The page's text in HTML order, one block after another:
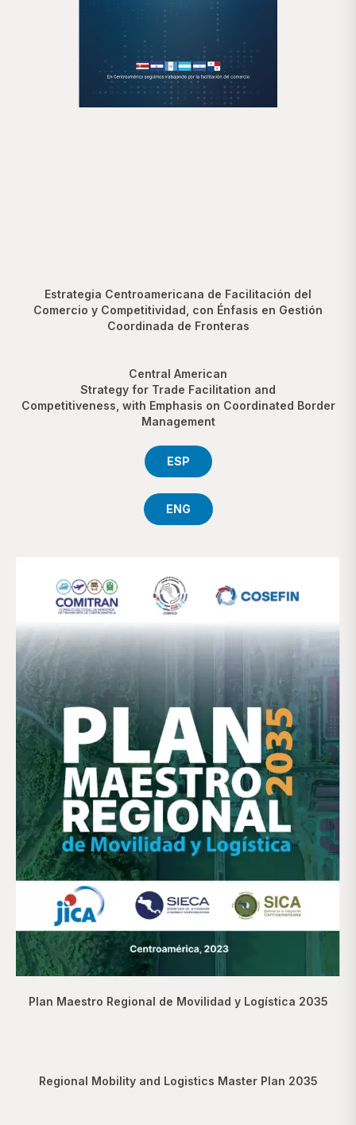
Estrategia Centroamericana de Facilitación del
Comercio y Competitividad, con Énfasis en Gestión
Coordinada de Fronteras
Central American
Strategy for Trade Facilitation and
Competitiveness, with Emphasis on Coordinated Border
Management
ESP
ENG
Plan Maestro Regional de Movilidad y Logística 2035
Regional Mobility and Logistics Master Plan 2035